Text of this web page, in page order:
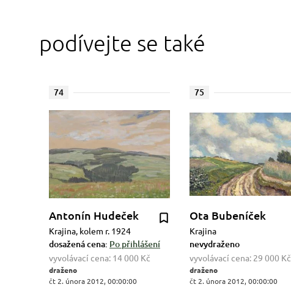
podívejte se také
74
Antonín Hudeček
Krajina, kolem r. 1924
dosažená cena: Po přihlášení
vyvolávací cena: 14 000 Kč
draženo
čt 2. února 2012, 00:00:00
75
Ota Bubeníček
Krajina
nevydraženo
vyvolávací cena: 29 000 Kč
draženo
čt 2. února 2012, 00:00:00